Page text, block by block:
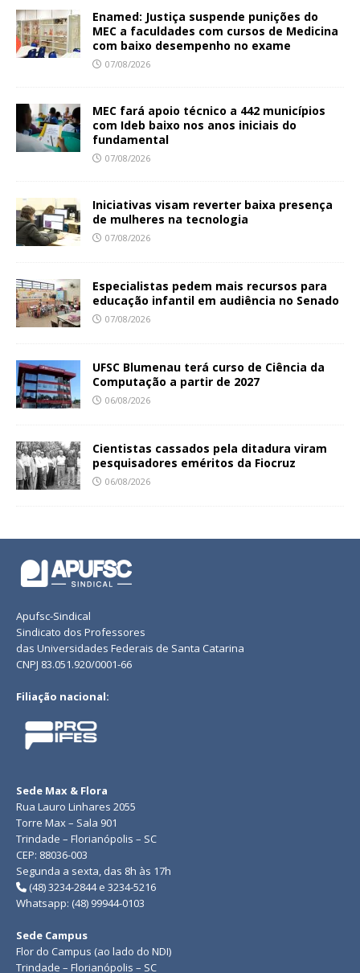
Enamed: Justiça suspende punições do
MEC a faculdades com cursos de Medicina
com baixo desempenho no exame
07/08/2026
MEC fará apoio técnico a 442 municípios
com Ideb baixo nos anos iniciais do
fundamental
07/08/2026
Iniciativas visam reverter baixa presença
de mulheres na tecnologia
07/08/2026
Especialistas pedem mais recursos para
educação infantil em audiência no Senado
07/08/2026
UFSC Blumenau terá curso de Ciência da
Computação a partir de 2027
06/08/2026
Cientistas cassados pela ditadura viram
pesquisadores eméritos da Fiocruz
06/08/2026
Apufsc-Sindical
Sindicato dos Professores
das Universidades Federais de Santa Catarina
CNPJ 83.051.920/0001-66
Filiação nacional:
Sede Max & Flora
Rua Lauro Linhares 2055
Torre Max – Sala 901
Trindade – Florianópolis – SC
CEP: 88036-003
Segunda a sexta, das 8h às 17h
(48) 3234-2844 e 3234-5216
Whatsapp: (48) 99944-0103
Sede Campus
Flor do Campus (ao lado do NDI)
Trindade – Florianópolis – SC